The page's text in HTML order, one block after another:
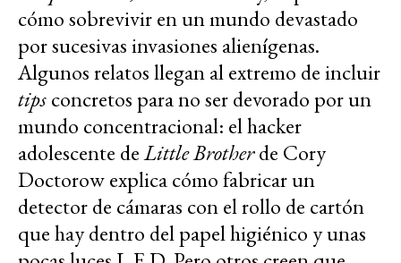
cómo sobrevivir en un mundo devastado
por sucesivas invasiones alienígenas.
Algunos relatos llegan al extremo de incluir
tipsconcretos para no ser devorado por un
mundo concentracional: el hacker
adolescente deLittle Brotherde Cory
Doctorow explica cómo fabricar un
detector de cámaras con el rollo de cartón
que hay dentro del papel higiénico y unas